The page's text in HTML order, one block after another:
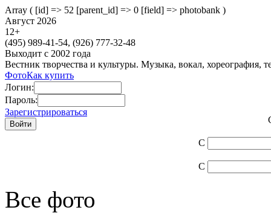
Array ( [id] => 52 [parent_id] => 0 [field] => photobank )
Август 2026
12+
(495) 989-41-54, (926) 777-32-48
Выходит с 2002 года
Вестник творчества и культуры. Музыка, вокал, хореография,
ФотоКак купить
Логин:
Пароль:
Зарегистрироваться
С
С
Все фото